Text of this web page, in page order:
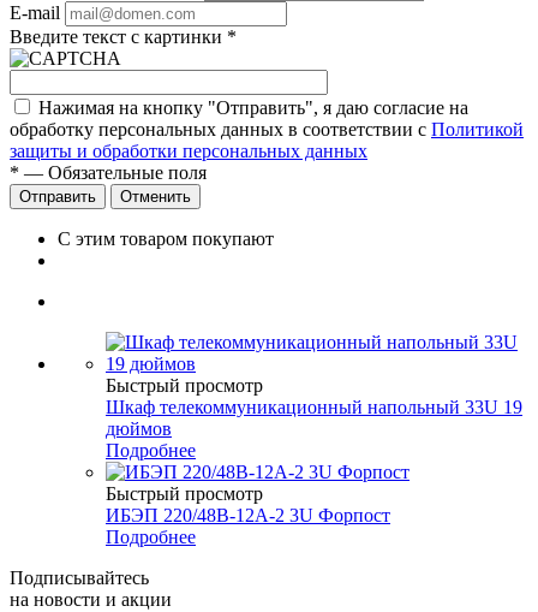
E-mail
Введите текст с картинки *
Нажимая на кнопку "Отправить", я даю согласие на
обработку персональных данных в соответствии с Политикой
защиты и обработки персональных данных
* — Обязательные поля
Отправить Отменить
С этим товаром покупают
Быстрый просмотр
Шкаф телекоммуникационный напольный 33U 19
дюймов
Подробнее
Быстрый просмотр
ИБЭП 220/48B-12A-2 3U Форпост
Подробнее
Подписывайтесь
на новости и акции